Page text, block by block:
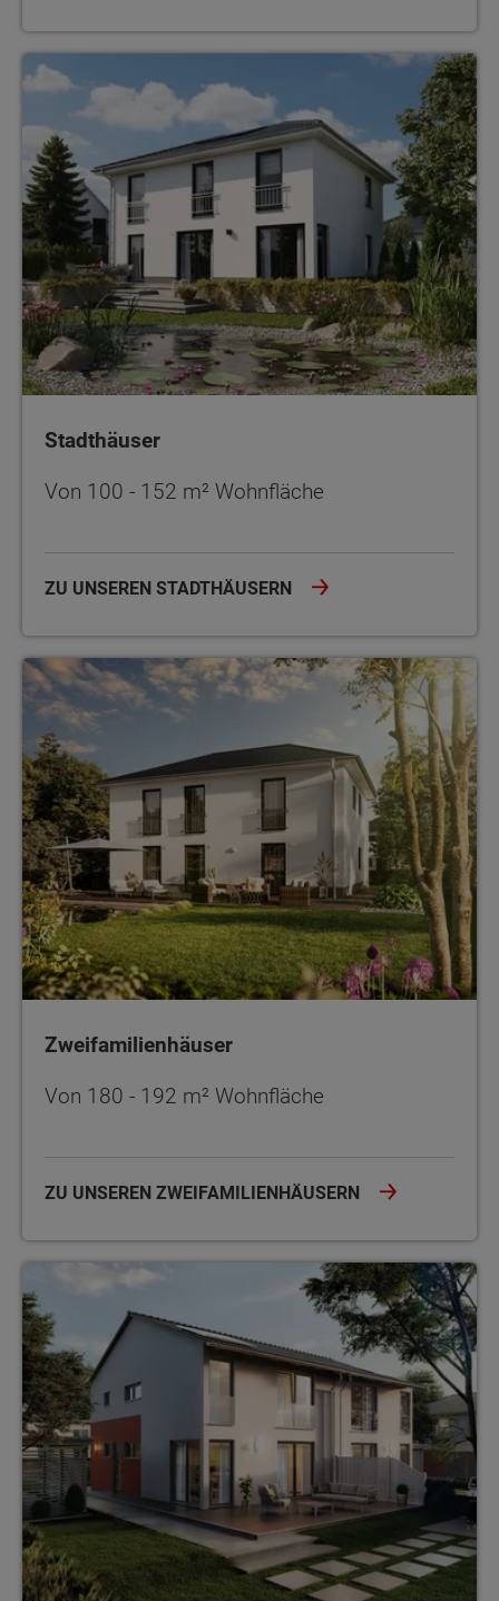
Stadthäuser
Stadthäuser
Von 100 - 152 m² Wohnfläche
ZU UNSEREN STADTHÄUSERN
Zweifamilienhäuser
Zweifamilienhäuser
Von 180 - 192 m² Wohnfläche
ZU UNSEREN ZWEIFAMILIENHÄUSERN
Doppel- und Reihenhäuser